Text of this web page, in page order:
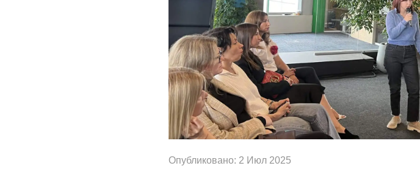
Опубликовано: 2 Июл 2025